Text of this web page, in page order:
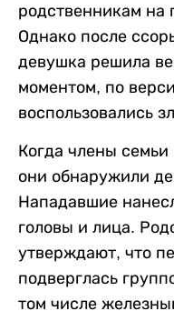
родственникам на
Однако после
девушка решила
моментом, по
воспользовались
Когда члены
они обнаружили
Нападавшие
головы и лица.
утверждают, что
подверглась
том числе